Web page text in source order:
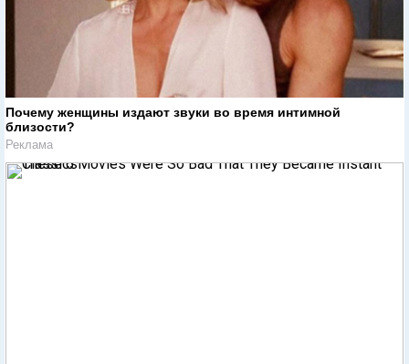
Почему женщины издают звуки во время интимной
близости?
Реклама